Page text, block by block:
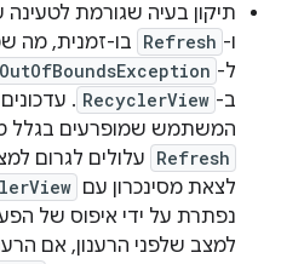
תיקון בעיה שגורמת לטעינה
ו- Refresh בו-זמנית, מה
ל-
ב- RecyclerView
.
המשתמש שמופרעים בגלל
Refresh עלולים לגרום
לצאת מסינכרון עם
נפתרת על ידי איפוס של
למצב שלפני הרענון, אם